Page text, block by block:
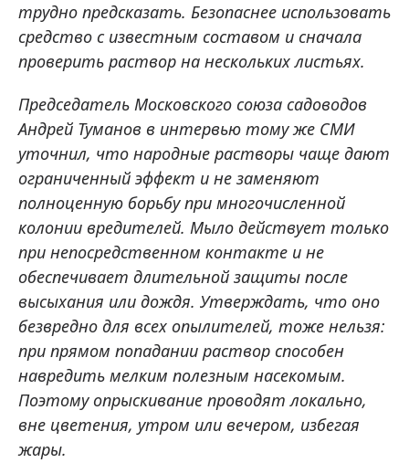
трудно предсказать. Безопаснее использовать
средство с известным составом и сначала
проверить раствор на нескольких листьях.
Председатель Московского союза садоводов
Андрей Туманов в интервью тому же СМИ
уточнил, что народные растворы чаще дают
ограниченный эффект и не заменяют
полноценную борьбу при многочисленной
колонии вредителей. Мыло действует только
при непосредственном контакте и не
обеспечивает длительной защиты после
высыхания или дождя. Утверждать, что оно
безвредно для всех опылителей, тоже нельзя:
при прямом попадании раствор способен
навредить мелким полезным насекомым.
Поэтому опрыскивание проводят локально,
вне цветения, утром или вечером, избегая
жары.